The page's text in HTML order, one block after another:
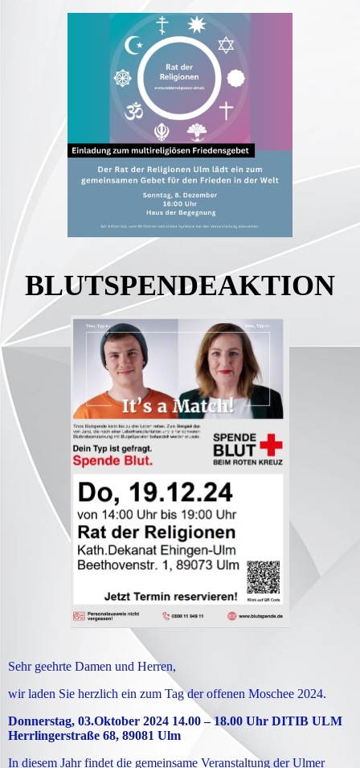
BLUTSPENDEAKTION
Sehr geehrte Damen und Herren,
wir laden Sie herzlich ein zum Tag der offenen Moschee 2024.
Donnerstag, 03.Oktober 2024 14.00 – 18.00 Uhr DITIB ULM
Herrlingerstraße 68, 89081 Ulm
In diesem Jahr findet die gemeinsame Veranstaltung der Ulmer